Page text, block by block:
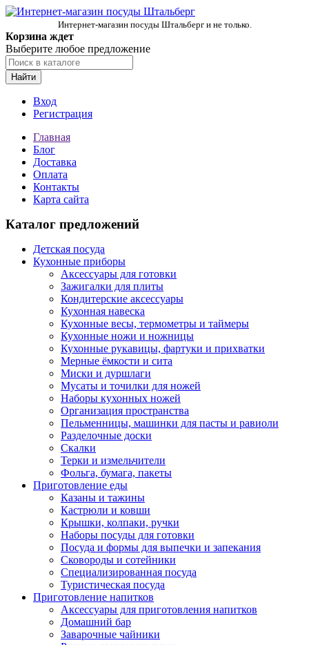
Интернет-магазин посуды Штальберг и не только.
Корзина ждет
Выберите любое предложение
Найти
Вход
Регистрация
Главная
Блог
Доставка
Оплата
Контакты
Карта сайта
Каталог предложений
Детская посуда
Кухонные приборы
Аксессуары для готовки
Зажигалки для плиты
Кондитерские аксессуары
Кухонная навеска
Кухонные весы, термометры и таймеры
Кухонные ножи и ножницы
Кухонные рукавицы, фартуки и прихватки
Мерные ёмкости и сита
Миски и дуршлаги
Мусаты и точилки для ножей
Наборы кухонных ножей
Организация пространства
Пельменницы, машинки для пасты и равиоли
Разделочные доски
Скалки
Терки и измельчители
Фольга, бумага, пакеты
Приготовление еды
Казаны и тажины
Кастрюли и ковши
Крышки, колпаки, ручки
Наборы посуды для готовки
Посуда и формы для выпечки и запекания
Сковороды и сотейники
Специализированная посуда
Туристическая посуда
Приготовление напитков
Аксессуары для приготовления напитков
Домашний бар
Заварочные чайники